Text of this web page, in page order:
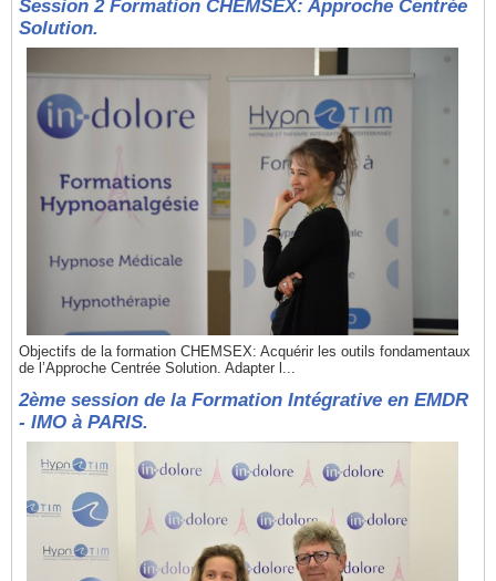
Session 2 Formation CHEMSEX: Approche Centrée
Solution.
Objectifs de la formation CHEMSEX: Acquérir les outils fondamentaux
de l’Approche Centrée Solution. Adapter l...
2ème session de la Formation Intégrative en EMDR
- IMO à PARIS.